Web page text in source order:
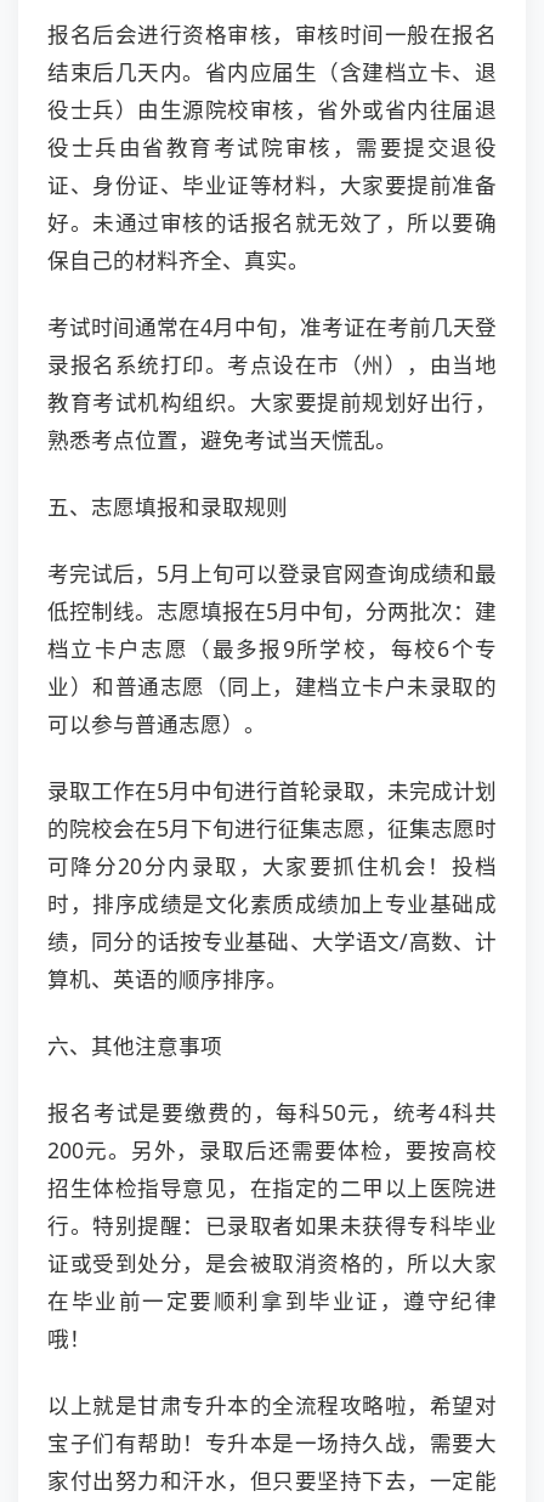
报名后会进行资格审核，审核时间一般在报名
结束后几天内。省内应届生（含建档立卡、退
役士兵）由生源院校审核，省外或省内往届退
役士兵由省教育考试院审核，需要提交退役
证、身份证、毕业证等材料，大家要提前准备
好。未通过审核的话报名就无效了，所以要确
保自己的材料齐全、真实。
考试时间通常在4月中旬，准考证在考前几天登
录报名系统打印。考点设在市（州），由当地
教育考试机构组织。大家要提前规划好出行，
熟悉考点位置，避免考试当天慌乱。
五、志愿填报和录取规则
考完试后，5月上旬可以登录官网查询成绩和最
低控制线。志愿填报在5月中旬，分两批次：建
档立卡户志愿（最多报9所学校，每校6个专
业）和普通志愿（同上，建档立卡户未录取的
可以参与普通志愿）。
录取工作在5月中旬进行首轮录取，未完成计划
的院校会在5月下旬进行征集志愿，征集志愿时
可降分20分内录取，大家要抓住机会！投档
时，排序成绩是文化素质成绩加上专业基础成
绩，同分的话按专业基础、大学语文/高数、计
算机、英语的顺序排序。
六、其他注意事项
报名考试是要缴费的，每科50元，统考4科共
200元。另外，录取后还需要体检，要按高校
招生体检指导意见，在指定的二甲以上医院进
行。特别提醒：已录取者如果未获得专科毕业
证或受到处分，是会被取消资格的，所以大家
在毕业前一定要顺利拿到毕业证，遵守纪律
哦！
以上就是甘肃专升本的全流程攻略啦，希望对
宝子们有帮助！专升本是一场持久战，需要大
家付出努力和汗水，但只要坚持下去，一定能